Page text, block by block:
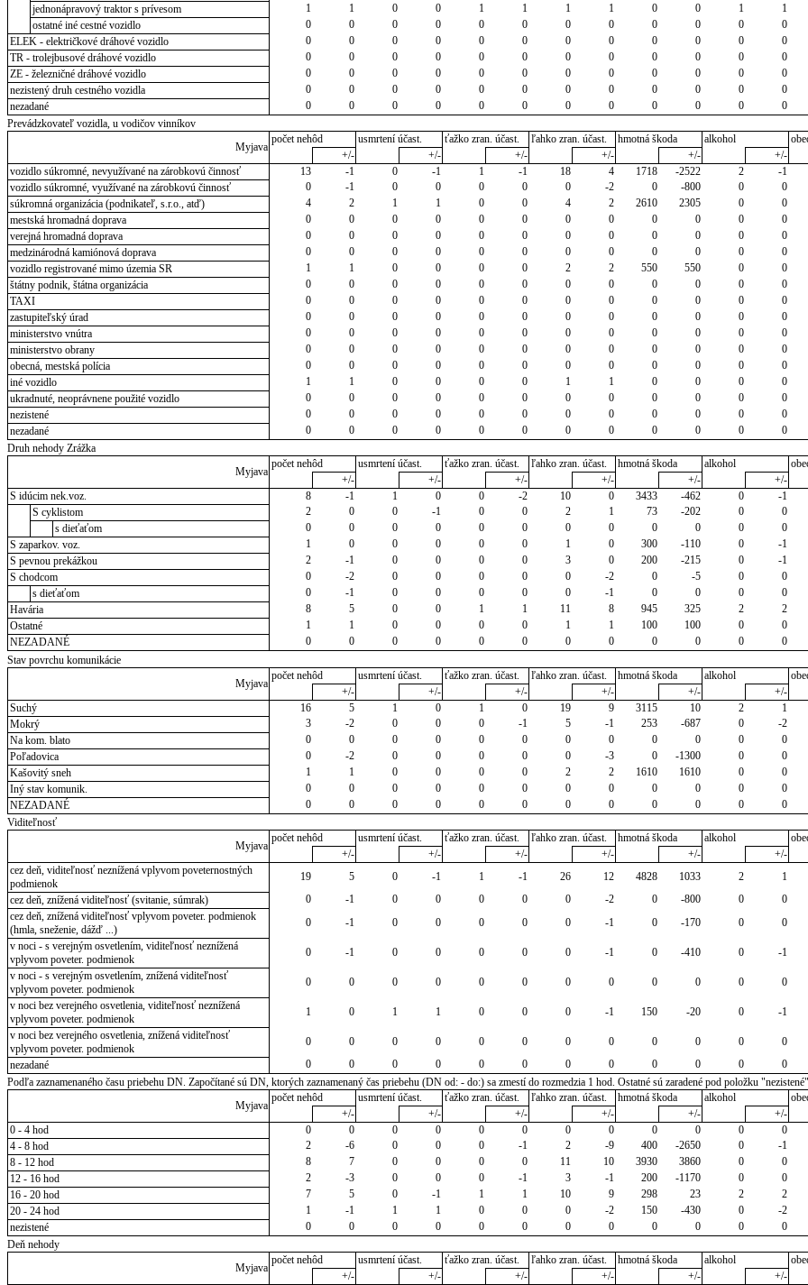
jednonápravový traktor s prívesom
1 1 0 0 1 1 1 1 0 0 1 1
ostatné iné cestné vozidlo
0 0 0 0 0 0 0 0 0 0 0 0
ELEK - električkové dráhové vozidlo
0 0 0 0 0 0 0 0 0 0 0 0
TR - trolejbusové dráhové vozidlo
0 0 0 0 0 0 0 0 0 0 0 0
ZE - železničné dráhové vozidlo
0 0 0 0 0 0 0 0 0 0 0 0
nezistený druh cestného vozidla
0 0 0 0 0 0 0 0 0 0 0 0
nezadané
0 0 0 0 0 0 0 0 0 0 0 0
Prevádzkovateľ vozidla, u vodičov vinníkov
Myjava
počet nehôd usmrtení účast. ťažko zran. účast. ľahko zran. účast. hmotná škoda alkohol
+/-
+/- +/- +/- +/- +/-
vozidlo súkromné, nevyužívané na zárobkovú činnosť
13 -1 0 -1 1 -1 18 4 1718 -2522 2 -1
vozidlo súkromné, využívané na zárobkovú činnosť
0 -1 0 0 0 0 0 -2 0 -800 0 0
súkromná organizácia (podnikateľ, s.r.o., atď)
4 2 1 1 0 0 4 2 2610 2305 0 0
mestská hromadná doprava
0 0 0 0 0 0 0 0 0 0 0 0
verejná hromadná doprava
0 0 0 0 0 0 0 0 0 0 0 0
medzinárodná kamiónová doprava
0 0 0 0 0 0 0 0 0 0 0 0
vozidlo registrované mimo územia SR
1 1 0 0 0 0 2 2 550 550 0 0
štátny podnik, štátna organizácia
0 0 0 0 0 0 0 0 0 0 0 0
TAXI
0 0 0 0 0 0 0 0 0 0 0 0
zastupiteľský úrad
0 0 0 0 0 0 0 0 0 0 0 0
ministerstvo vnútra
0 0 0 0 0 0 0 0 0 0 0 0
ministerstvo obrany
0 0 0 0 0 0 0 0 0 0 0 0
obecná, mestská polícia
0 0 0 0 0 0 0 0 0 0 0 0
iné vozidlo
1 1 0 0 0 0 1 1 0 0 0 0
ukradnuté, neoprávnene použité vozidlo
0 0 0 0 0 0 0 0 0 0 0 0
nezistené
0 0 0 0 0 0 0 0 0 0 0 0
nezadané
0 0 0 0 0 0 0 0 0 0 0 0
Druh nehody Zrážka
Myjava
počet nehôd usmrtení účast. ťažko zran. účast. ľahko zran. účast. hmotná škoda alkohol
+/-
+/- +/- +/- +/- +/-
S idúcim nek.voz.
8 -1 1 0 0 -2 10 0 3433 -462 0 -1
S cyklistom
2 0 0 -1 0 0 2 1 73 -202 0 0
s dieťaťom
0 0 0 0 0 0 0 0 0 0 0 0
S zaparkov. voz.
1 0 0 0 0 0 1 0 300 -110 0 -1
S pevnou prekážkou
2 -1 0 0 0 0 3 0 200 -215 0 -1
S chodcom
0 -2 0 0 0 0 0 -2 0 -5 0 0
s dieťaťom
0 -1 0 0 0 0 0 -1 0 0 0 0
Havária
8 5 0 0 1 1 11 8 945 325 2 2
Ostatné
1 1 0 0 0 0 1 1 100 100 0 0
NEZADANÉ
0 0 0 0 0 0 0 0 0 0 0 0
Stav povrchu komunikácie
Myjava
počet nehôd usmrtení účast. ťažko zran. účast. ľahko zran. účast. hmotná škoda alkohol
+/-
+/- +/- +/- +/- +/-
Suchý
16 5 1 0 1 0 19 9 3115 10 2 1
Mokrý
3 -2 0 0 0 -1 5 -1 253 -687 0 -2
Na kom. blato
0 0 0 0 0 0 0 0 0 0 0 0
Poľadovica
0 -2 0 0 0 0 0 -3 0 -1300 0 0
Kašovitý sneh
1 1 0 0 0 0 2 2 1610 1610 0 0
Iný stav komunik.
0 0 0 0 0 0 0 0 0 0 0 0
NEZADANÉ
0 0 0 0 0 0 0 0 0 0 0 0
Viditeľnosť
Myjava
počet nehôd usmrtení účast. ťažko zran. účast. ľahko zran. účast. hmotná škoda alkohol
+/-
+/- +/- +/- +/- +/-
cez deň, viditeľnosť neznížená vplyvom poveternostných
podmienok
19 5 0 -1 1 -1 26 12 4828 1033 2 1
cez deň, znížená viditeľnosť (svitanie, súmrak)
0 -1 0 0 0 0 0 -2 0 -800 0 0
cez deň, znížená viditeľnosť vplyvom poveter. podmienok
(hmla, sneženie, dážď ...)
0 -1 0 0 0 0 0 -1 0 -170 0 0
v noci - s verejným osvetlením, viditeľnosť neznížená
vplyvom poveter. podmienok
0 -1 0 0 0 0 0 -1 0 -410 0 -1
v noci - s verejným osvetlením, znížená viditeľnosť
vplyvom poveter. podmienok
0 0 0 0 0 0 0 0 0 0 0 0
v noci bez verejného osvetlenia, viditeľnosť neznížená
vplyvom poveter. podmienok
1 0 1 1 0 0 0 -1 150 -20 0 -1
v noci bez verejného osvetlenia, znížená viditeľnosť
vplyvom poveter. podmienok
0 0 0 0 0 0 0 0 0 0 0 0
nezadané
0 0 0 0 0 0 0 0 0 0 0 0
Podľa zaznamenaného času priebehu DN. Započítané sú DN, ktorých zaznamenaný čas priebehu (DN od: - do:) sa zmestí do rozmedzia 1 hod. Ostatné sú zaradené pod položku "nezistené"
Myjava
počet nehôd usmrtení účast. ťažko zran. účast. ľahko zran. účast. hmotná škoda alkohol
+/-
+/- +/- +/- +/- +/-
0 - 4 hod
0 0 0 0 0 0 0 0 0 0 0 0
4 - 8 hod
2 -6 0 0 0 -1 2 -9 400 -2650 0 -1
8 - 12 hod
8 7 0 0 0 0 11 10 3930 3860 0 0
12 - 16 hod
2 -3 0 0 0 -1 3 -1 200 -1170 0 0
16 - 20 hod
7 5 0 -1 1 1 10 9 298 23 2 2
20 - 24 hod
1 -1 1 1 0 0 0 -2 150 -430 0 -2
nezistené
0 0 0 0 0 0 0 0 0 0 0 0
Deň nehody
Myjava
počet nehôd usmrtení účast. ťažko zran. účast. ľahko zran. účast. hmotná škoda alkohol
+/-
+/- +/- +/- +/- +/-